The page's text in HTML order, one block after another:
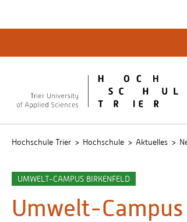
Hochschule Trier Hochschule Aktuelles
UMWELT-CAMPUS BIRKENFELD
Umwelt-